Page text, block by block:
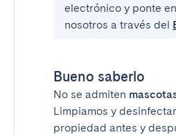
electrónico y ponte
nosotros a través del
Bueno saberlo
No se admiten
Limpiamos y
propiedad antes y